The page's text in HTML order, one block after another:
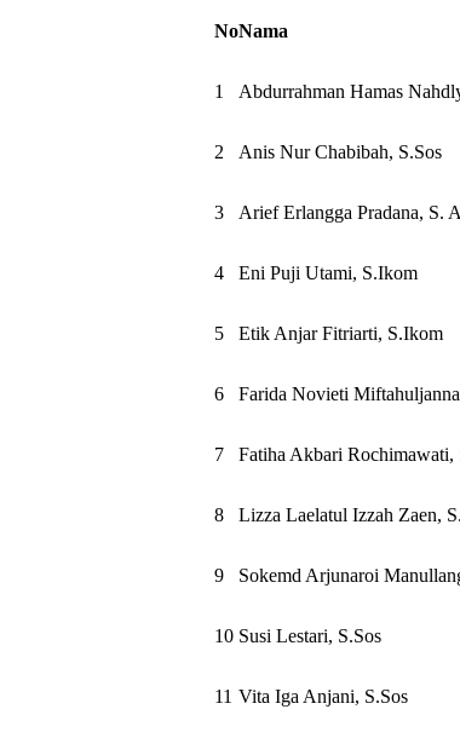
NoNama
1 Abdurrahman Hamas
2 Anis Nur Chabibah, S.Sos
3 Arief Erlangga Pradana, S.
4 Eni Puji Utami, S.Ikom
5 Etik Anjar Fitriarti, S.Ikom
6 Farida Novieti
7 Fatiha Akbari Rochimawati,
8 Lizza Laelatul Izzah Zaen,
9 Sokemd Arjunaroi
10 Susi Lestari, S.Sos
11 Vita Iga Anjani, S.Sos